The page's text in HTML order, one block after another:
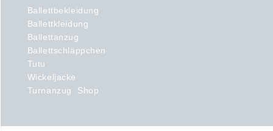
Ballettbekleidung
Ballettkleidung
Ballettanzug
Ballettschläppchen
Tutu
Wickeljacke
Turnanzug Shop